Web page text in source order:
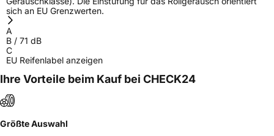
sich an EU Grenzwerten.
A
B / 71 dB
C
EU Reifenlabel anzeigen
Ihre Vorteile beim Kauf bei CHECK24
Größte Auswahl